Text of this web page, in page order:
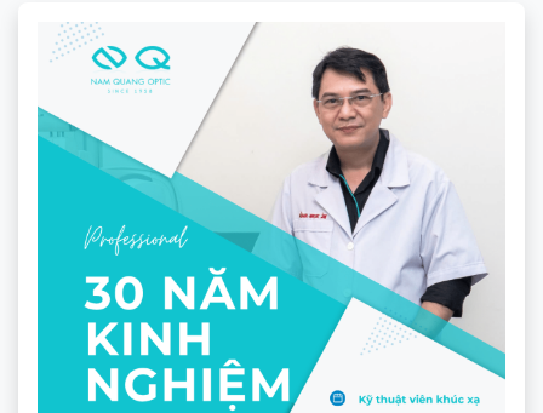
GIẤY CHỨNG NHẬN MẮT KÍNH
CHÍNH HÃNG
Sản phẩm liên quan